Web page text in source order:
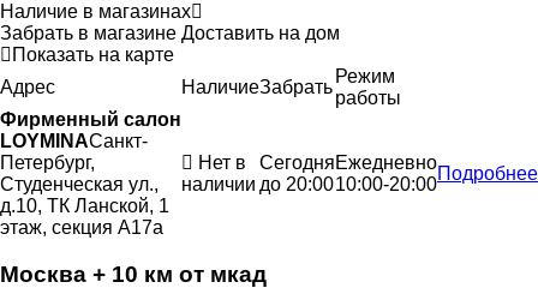
Наличие в магазинах
Забрать в магазине Доставить на дом
Показать на карте
Адрес
НаличиеЗабрать
Режим
работы
Фирменный салон
LOYMINAСанкт-
Петербург,
Студенческая ул.,
д.10, ТК Ланской, 1
этаж, секция А17а
Нет в
наличии
Сегодня
до 20:00
Ежедневно
10:00-20:00
Подробнее
Москва + 10 км от мкад